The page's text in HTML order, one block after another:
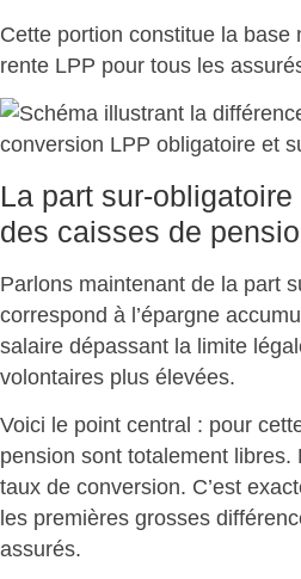
Cette portion constitue la base
rente LPP pour tous les
La part sur-
des caisses de
Parlons maintenant de la part
correspond à l’épargne
salaire dépassant la limite
volontaires plus élevées.
Voici le point central : pour
pension sont totalement
taux de conversion. C’est
les premières grosses
assurés.